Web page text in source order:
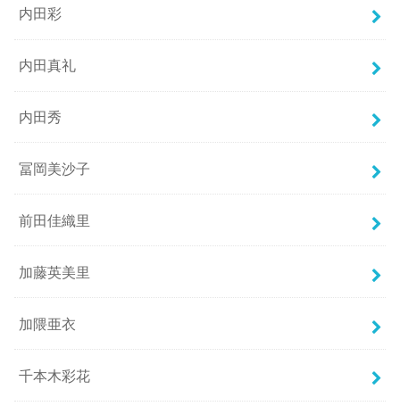
内田彩
内田真礼
内田秀
冨岡美沙子
前田佳織里
加藤英美里
加隈亜衣
千本木彩花